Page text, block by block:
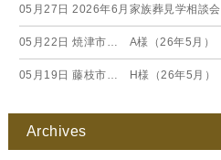
05月27日 2026年6月家族葬見学相談会
05月22日 焼津市… A様（26年5月）
05月19日 藤枝市… H様（26年5月）
Archives